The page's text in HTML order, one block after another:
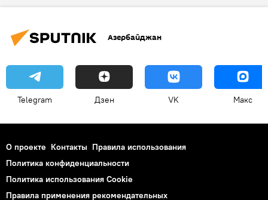
Предложение
Динамика
Азербайджан
Telegram Дзен VK Макс
О проекте Контакты Правила использования
Политика конфиденциальности
Политика использования Cookie
Правила применения рекомендательных